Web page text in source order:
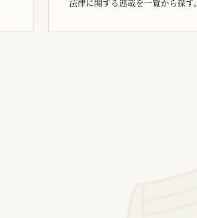
法律に関する連載を一覧から探す。